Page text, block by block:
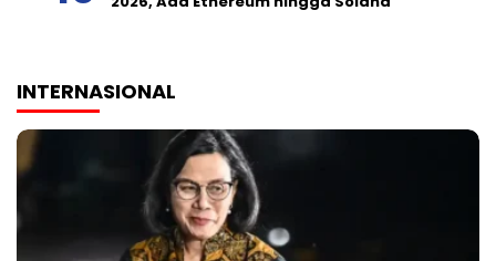
INTERNASIONAL